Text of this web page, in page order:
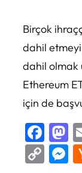
Birçok
dahil etmeyi
dahil olmak
Ethereum
için de